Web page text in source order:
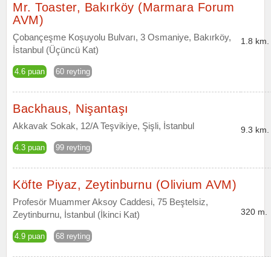
Mr. Toaster, Bakırköy (Marmara Forum
AVM)
Çobançeşme Koşuyolu Bulvarı, 3 Osmaniye, Bakırköy,
İstanbul (Üçüncü Kat)
4.6 puan 60 reyting
1.8 km.
Backhaus, Nişantaşı
Akkavak Sokak, 12/A Teşvikiye, Şişli, İstanbul
4.3 puan 99 reyting
9.3 km.
Köfte Piyaz, Zeytinburnu (Olivium AVM)
Profesör Muammer Aksoy Caddesi, 75 Beştelsiz,
Zeytinburnu, İstanbul (İkinci Kat)
4.9 puan 68 reyting
320 m.